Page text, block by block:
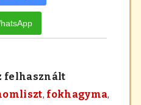
felhasznált
, fokhagyma,